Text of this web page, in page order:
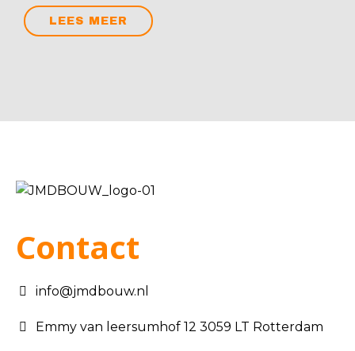
LEES MEER
Contact
info@jmdbouw.nl
Emmy van leersumhof 12 3059 LT Rotterdam